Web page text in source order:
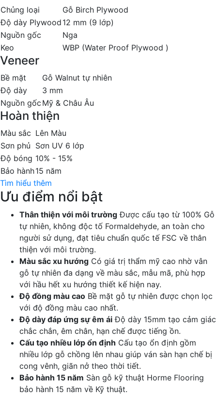
Chủng loại
Gỗ Birch Plywood
Độ dày Plywood 12 mm (9 lớp)
Nguồn gốc
Nga
Keo
WBP (Water Proof Plywood )
Veneer
Bề mặt
Gỗ Walnut tự nhiên
Độ dày
3 mm
Nguồn gốc Mỹ & Châu Âu
Hoàn thiện
Màu sắc Lên Màu
Sơn phủ Sơn UV 6 lớp
Độ bóng 10% - 15%
Bảo hành15 năm
Tìm hiểu thêm
Ưu điểm nổi bật
Thân thiện với môi trường Được cấu tạo từ 100% Gỗ
tự nhiên, không độc tố Formaldehyde, an toàn cho
người sử dụng, đạt tiêu chuẩn quốc tế FSC về thân
thiện với môi trường.
Màu sắc xu hướng Có giá trị thẩm mỹ cao nhờ vân
gỗ tự nhiên đa dạng về màu sắc, mẫu mã, phù hợp
với hầu hết xu hướng thiết kế hiện nay.
Độ đồng màu cao Bề mặt gỗ tự nhiên được chọn lọc
với độ đồng màu cao nhất.
Độ dày đáp ứng sự êm ái Độ dày 15mm tạo cảm giác
chắc chắn, êm chân, hạn chế được tiếng ồn.
Cấu tạo nhiều lớp ổn định Cấu tạo ổn định gồm
nhiều lớp gỗ chồng lên nhau giúp ván sàn hạn chế bị
cong vênh, giãn nở theo thời tiết.
Bảo hành 15 năm Sàn gỗ kỹ thuật Horme Flooring
bảo hành 15 năm về Kỹ thuật.